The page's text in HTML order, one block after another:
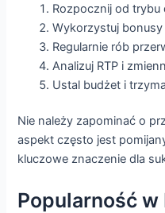
Rozpocznij od
Wykorzystuj
Regularnie rób
Analizuj RTP i
Ustal budżet i
Nie należy zapominać o
aspekt często jest
kluczowe znaczenie dla
Popularność w